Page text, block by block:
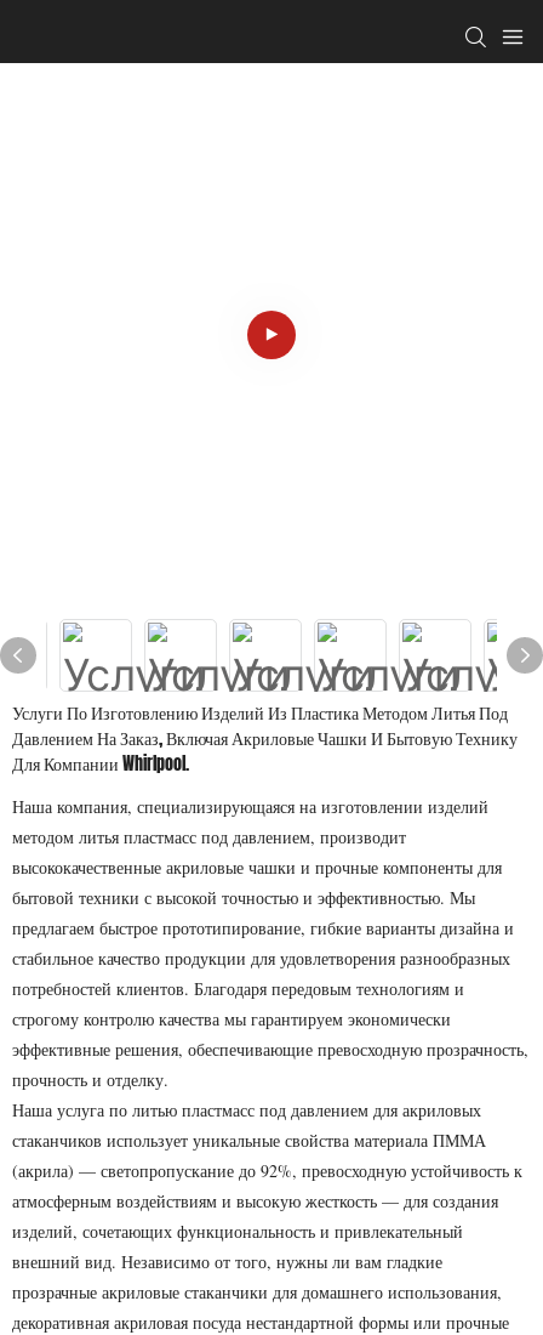
Услуги По Изготовлению Изделий Из Пластика Методом Литья Под
Давлением На Заказ, Включая Акриловые Чашки И Бытовую Технику
Для Компании Whirlpool.
Наша компания, специализирующаяся на изготовлении изделий
методом литья пластмасс под давлением, производит
высококачественные акриловые чашки и прочные компоненты для
бытовой техники с высокой точностью и эффективностью. Мы
предлагаем быстрое прототипирование, гибкие варианты дизайна и
стабильное качество продукции для удовлетворения разнообразных
потребностей клиентов. Благодаря передовым технологиям и
строгому контролю качества мы гарантируем экономически
эффективные решения, обеспечивающие превосходную прозрачность,
прочность и отделку.
Наша услуга по литью пластмасс под давлением для акриловых
стаканчиков использует уникальные свойства материала ПММА
(акрила) — светопропускание до 92%, превосходную устойчивость к
атмосферным воздействиям и высокую жесткость — для создания
изделий, сочетающих функциональность и привлекательный
внешний вид. Независимо от того, нужны ли вам гладкие
прозрачные акриловые стаканчики для домашнего использования,
декоративная акриловая посуда нестандартной формы или прочные